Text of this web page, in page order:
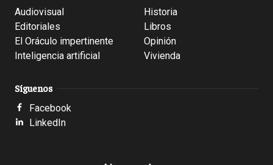
Audiovisual
Editoriales
El Oráculo impertinente
Inteligencia artificial
Historia
Libros
Opinión
Vivienda
Síguenos
Facebook
LinkedIn